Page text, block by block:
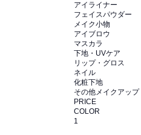
アイライナー
フェイスパウダー
メイク小物
アイブロウ
マスカラ
下地・UVケア
リップ・グロス
ネイル
化粧下地
その他メイクアップ
PRICE
COLOR
1